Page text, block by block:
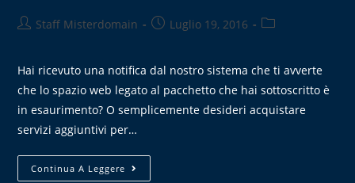
Staff Misterdomain Luglio 19, 2016
Hai ricevuto una notifica dal nostro sistema che ti avverte
che lo spazio web legato al pacchetto che hai sottoscritto è
in esaurimento? O semplicemente desideri acquistare
servizi aggiuntivi per…
Continua A Leggere